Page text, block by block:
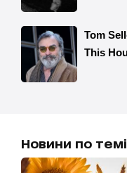
Новини по темі